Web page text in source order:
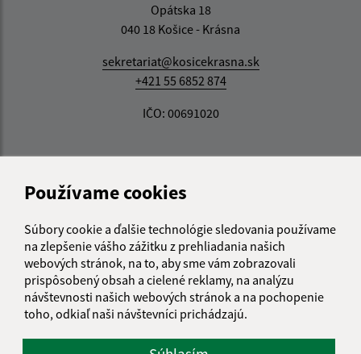
Používame cookies
Súbory cookie a ďalšie technológie sledovania používame
na zlepšenie vášho zážitku z prehliadania našich
webových stránok, na to, aby sme vám zobrazovali
prispôsobený obsah a cielené reklamy, na analýzu
návštevnosti našich webových stránok a na pochopenie
toho, odkiaľ naši návštevníci prichádzajú.
Opátska 18
040 18 Košice - Krásna
sekretariat@kosicekrasna.sk
+421 55 6852 874
IČO: 00691020